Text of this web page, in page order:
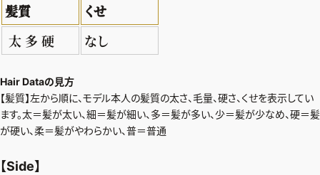
髪質
くせ
太 多 硬
なし
Hair Dataの見方
【髪質】左から順に、モデル本人の髪質の太さ、毛量、硬さ、くせを表示してい
ます。太＝髪が太い、細＝髪が細い、多＝髪が多い、少＝髪が少なめ、硬＝髪
が硬い、柔＝髪がやわらかい、普＝普通
【Side】